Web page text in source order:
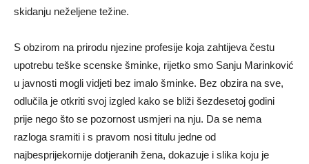
skidanju neželjene težine.
S obzirom na prirodu njezine profesije koja zahtijeva čestu
upotrebu teške scenske šminke, rijetko smo Sanju Marinković
u javnosti mogli vidjeti bez imalo šminke. Bez obzira na sve,
odlučila je otkriti svoj izgled kako se bliži šezdesetoj godini
prije nego što se pozornost usmjeri na nju. Da se nema
razloga sramiti i s pravom nosi titulu jedne od
najbesprijekornije dotjeranih žena, dokazuje i slika koju je